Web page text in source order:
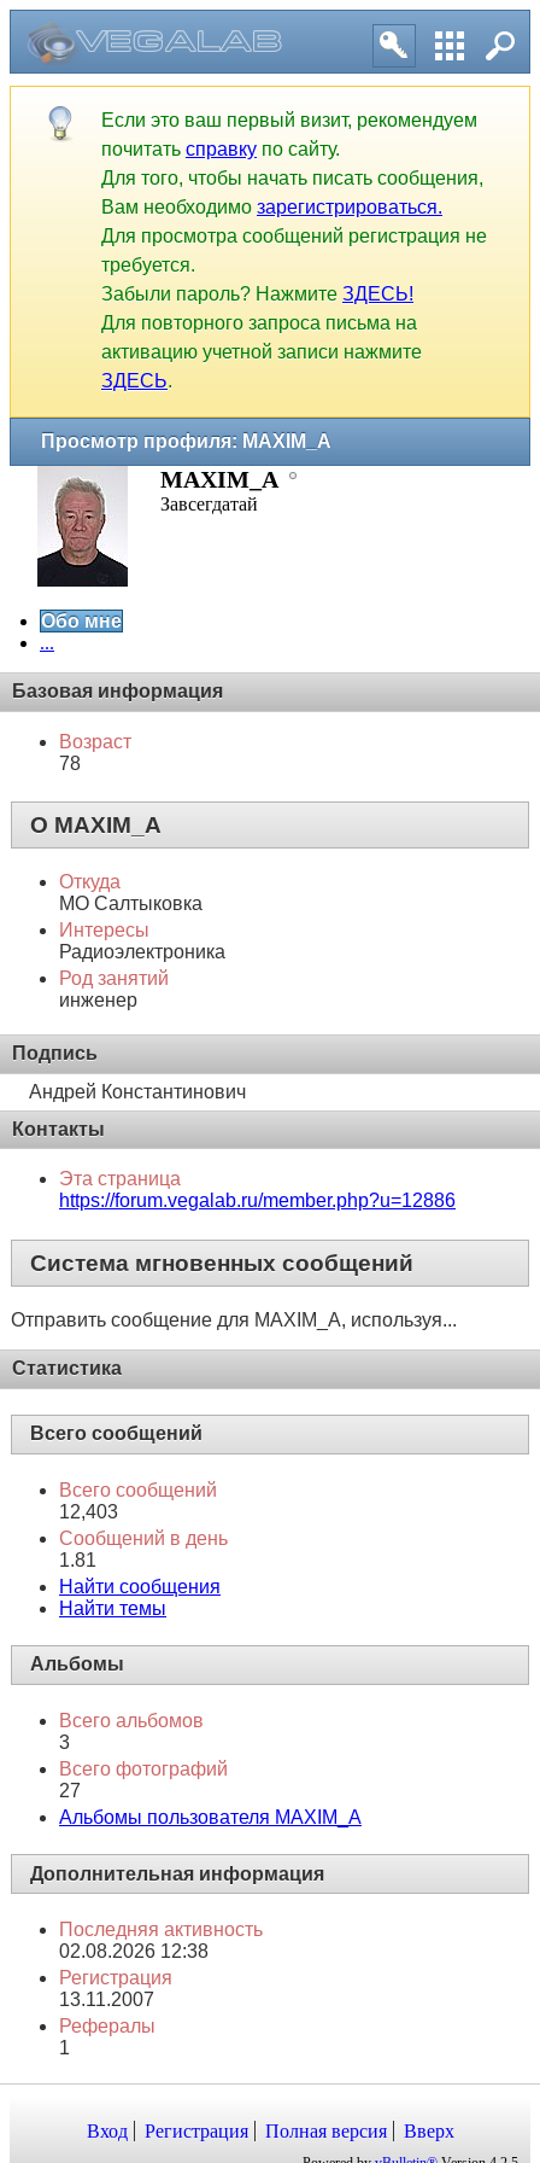
Если это ваш первый визит, рекомендуем
почитать справку по сайту.
Для того, чтобы начать писать сообщения,
Вам необходимо зарегистрироваться.
Для просмотра сообщений регистрация не
требуется.
Забыли пароль? Нажмите ЗДЕСЬ!
Для повторного запроса письма на
активацию учетной записи нажмите
ЗДЕСЬ.
Просмотр профиля: MAXIM_A
MAXIM_A
Завсегдатай
Обо мне
...
Базовая информация
Возраст
78
О MAXIM_A
Откуда
МО Салтыковка
Интересы
Радиоэлектроника
Род занятий
инженер
Подпись
Андрей Константинович
Контакты
Эта страница
https://forum.vegalab.ru/member.php?u=12886
Система мгновенных сообщений
Отправить сообщение для MAXIM_A, используя...
Статистика
Всего сообщений
Всего сообщений
12,403
Сообщений в день
1.81
Найти сообщения
Найти темы
Альбомы
Всего альбомов
3
Всего фотографий
27
Альбомы пользователя MAXIM_A
Дополнительная информация
Последняя активность
02.08.2026 12:38
Регистрация
13.11.2007
Рефералы
1
Вход Регистрация Полная версия Вверх